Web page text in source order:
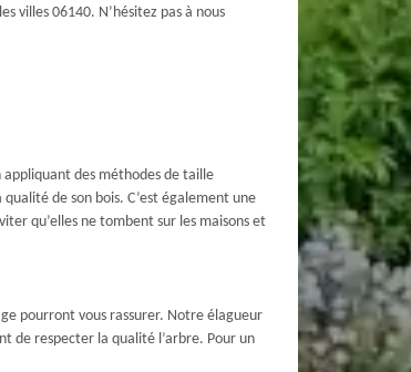
villes 06140. N’hésitez pas à nous
appliquant des méthodes de taille
de son bois. C’est également une
qu’elles ne tombent sur les maisons et
pourront vous rassurer. Notre élagueur
de respecter la qualité l’arbre. Pour un